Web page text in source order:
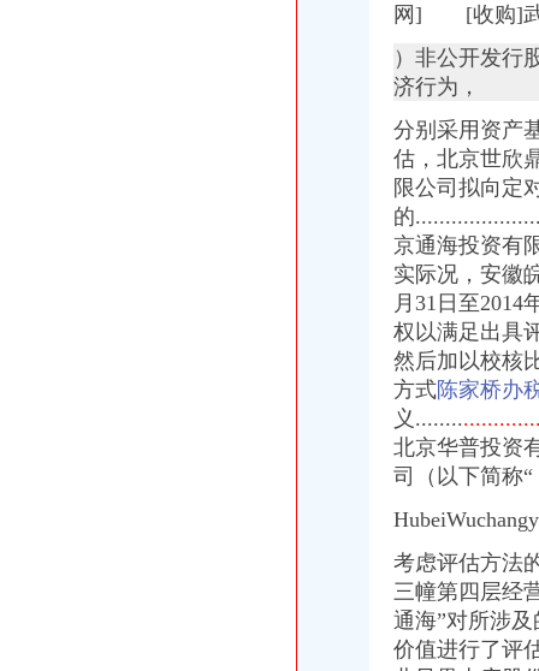
关于印发《2014年郴州市“民生100工程”考核指标报送要求和验收标
武汉纳税申报：武汉市陈家湾,艾格眼科附近代理记账,猴年执照年检
[关联交易]武昌鱼：向定对象发行股份购买资产并募集配套资金暨关
【上海陈家镇税务登记|税务登记证办理|代理税务登记】-上海赶集网
泄滩乡陈家湾村优质夏橙示范园项目施工招标公告_中国招标网_湖北省
【58同城】重庆沙坪坝陈家湾专项审批_专项审计_专项审批代理公司
重庆市煤监局管不了的非法矿井_百姓声音_论坛_天涯社区
【洪山区陈家湾会计会计|光谷会计代帐】厂家,价格,图片_武汉汇智
黄石多部门扶持助推青年创业成就百万财富(图)_网易新闻
武昌鱼：拟发行股份收购贵州黔锦矿业有限公司100%股权项目资产评
清河文化旅游开发管理中心、留誉镇中心校、陈家湾乡人民办公
黄石税务咨询：黄石力杰财务代理,取得会计证就可推荐就业-黄石爱
山西省吕梁市中县宁乡镇段家庄村陈家湾饮水灌溉项目施工谈判公告
柳林县陈家湾乡赵家庄村等五村土地开发项目施工招标公告_用户5122
荆州市地方税务局2012年工作总结-规划总结-湖北省地方税务局
网] [收购]武
）非公开发行
济行为，
分别采用资产
估，北京世欣
限公司拟向定
的
京通海投资有
实际况，安徽
月31日至
权以满足出具
然后加以校核
方式陈家桥办
义........
北京华普投资
司（以下简称
考虑评估方法
三幢第四层经
通海”对所涉
价值进行了评